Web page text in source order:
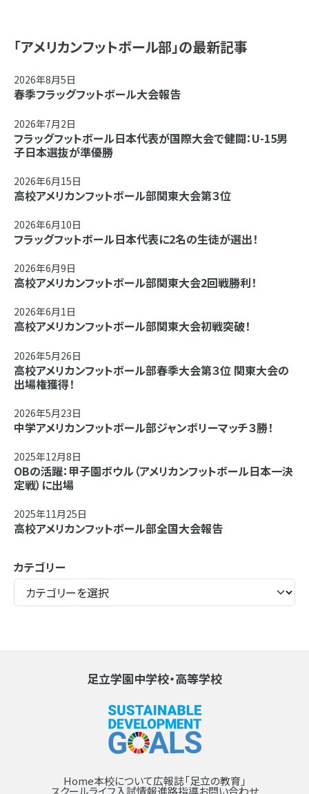
「アメリカンフットボール部」の最新記事
2026年8月5日
春季フラッグフットボール大会報告
2026年7月2日
フラッグフットボール日本代表が国際大会で健闘：U-15男
子日本選抜が準優勝
2026年6月15日
高校アメリカンフットボール部関東大会第３位
2026年6月10日
フラッグフットボール日本代表に2名の生徒が選出！
2026年6月9日
高校アメリカンフットボール部関東大会2回戦勝利！
2026年6月1日
高校アメリカンフットボール部関東大会初戦突破！
2026年5月26日
高校アメリカンフットボール部春季大会第３位 関東大会の
出場権獲得！
2026年5月23日
中学アメリカンフットボール部ジャンボリーマッチ３勝！
2025年12月8日
OBの活躍：甲子園ボウル（アメリカンフットボール日本一決
定戦）に出場
2025年11月25日
高校アメリカンフットボール部全国大会報告
カテゴリー
足立学園中学校・高等学校
Home本校について広報誌「足立の教育」
スクールライフ入試情報進路指導お問い合わせ